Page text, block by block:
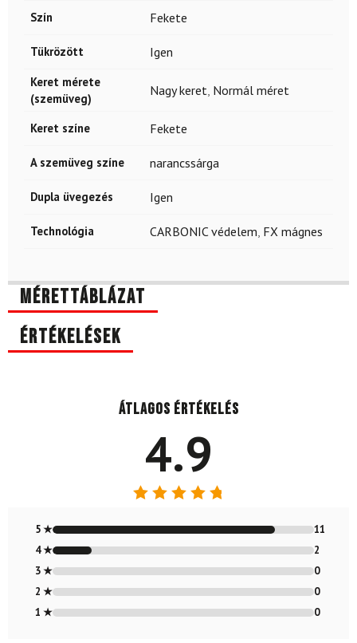
Szín Fekete
Tükrözött Igen
Keret mérete
(szemüveg)
Nagy keret Normál méret
Keret színe Fekete
A szemüveg színe narancssárga
Dupla üvegezés Igen
Technológia CARBONIC védelem FX mágnes
Mérettáblázat
Értékelések
Átlagos értékelés
4.9
4.85/ 5
5 ★
11
4 ★
2
3 ★
0
2 ★
0
1 ★
0